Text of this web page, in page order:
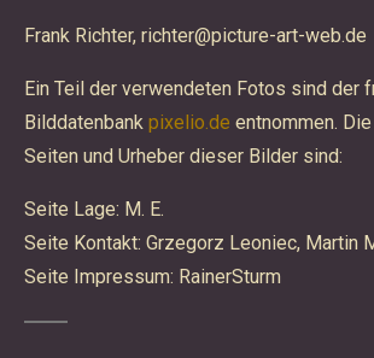
Frank Richter, richter@picture-art-web.de
Ein Teil der verwendeten Fotos sind der
Bilddatenbank pixelio.de entnommen.
Seiten und Urheber dieser Bilder sind:
Seite Lage: M. E.
Seite Kontakt: Grzegorz Leoniec, Martin
Seite Impressum: RainerSturm